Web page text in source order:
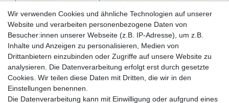
Newsletter-Anmeldung
FAQ / Fragen
Mein Warenkorb
Mein Merkzettel
Mein Konto
UNSER LADENGESCHÄFT
Wir verwenden Cookies und ähnliche Technologien auf unserer
Website und verarbeiten personenbezogene Daten von
Besucher:innen unserer Webseite (z.B. IP-Adresse), um z.B.
Inhalte und Anzeigen zu personalisieren, Medien von
Drittanbietern einzubinden oder Zugriffe auf unsere Website zu
analysieren. Die Datenverarbeitung erfolgt erst durch gesetzte
Cookies. Wir teilen diese Daten mit Dritten, die wir in den
Einstellungen benennen.
Die Datenverarbeitung kann mit Einwilligung oder aufgrund eines